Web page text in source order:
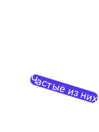
Частые из них